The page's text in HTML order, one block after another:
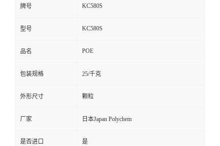
牌号 KC580S
型号 KC580S
品名 POE
包装规格 25/千克
外形尺寸 颗粒
厂家 日本Japan Polychem
是否进口 是